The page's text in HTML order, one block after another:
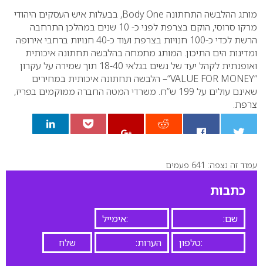
מותג ההלבשה התחתונה Body One, בבעלות איש העסקים היהודי
מרקו סרוסי, הוקם בצרפת לפני כ- 10 שנים במהלכן התרחבה
הרשת לכדי כ-100 חנויות בצרפת ועוד כ-40 חנויות ברחבי אירופה
ומדינות הים התיכון. המותג מתמחה בהלבשה תחתונה איכותית
ואופנתית לקהל יעד של נשים בגלאי 18-40 תוך שמירה על עקרון
“VALUE FOR MONEY”– הלבשה תחתונה איכותית במחירים
שאינם עולים על 199 ש”ח. משרדי המטה החברה ממוקמים בפריז,
צרפת.
0
עמוד זה נצפה: 641 פעמים
כתבות